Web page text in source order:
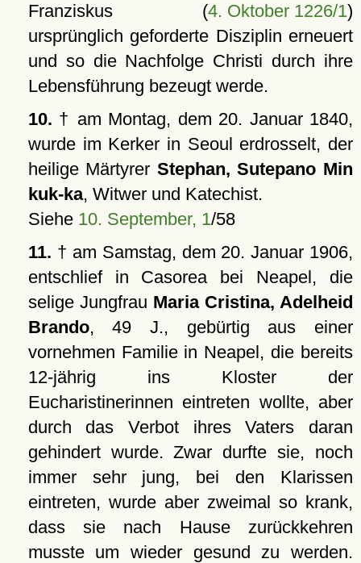
Franziskus (4. Oktober 1226/1)
ursprünglich geforderte Disziplin erneuert
und so die Nachfolge Christi durch ihre
Lebensführung bezeugt werde.
10. † am Montag, dem 20. Januar 1840,
wurde im Kerker in Seoul erdrosselt, der
heilige Märtyrer Stephan, Sutepano Min
kuk-ka, Witwer und Katechist.
Siehe 10. September, 1/58
11. † am Samstag, dem 20. Januar 1906,
entschlief in Casorea bei Neapel, die
selige Jungfrau Maria Cristina, Adelheid
Brando, 49 J., gebürtig aus einer
vornehmen Familie in Neapel, die bereits
12-jährig ins Kloster der
Eucharistinerinnen eintreten wollte, aber
durch das Verbot ihres Vaters daran
gehindert wurde. Zwar durfte sie, noch
immer sehr jung, bei den Klarissen
eintreten, wurde aber zweimal so krank,
dass sie nach Hause zurückkehren
musste um wieder gesund zu werden.